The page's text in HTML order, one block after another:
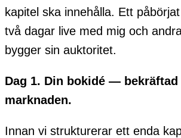
kapitel ska innehålla. Ett
två dagar live med mig och
bygger sin auktoritet.
Dag 1. Din bokidé — bekräftad
marknaden.
Innan vi strukturerar ett enda